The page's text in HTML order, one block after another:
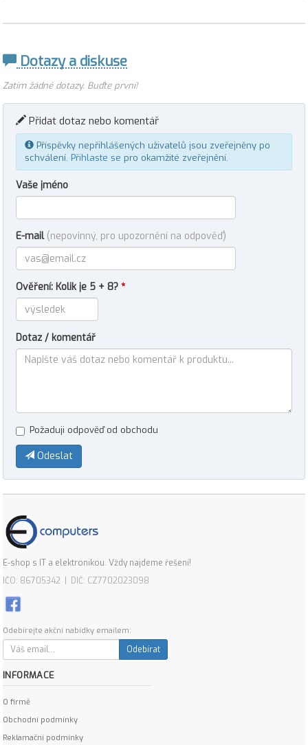
Dotazy a diskuse
Zatím žádné dotazy. Buďte první!
Přidat dotaz nebo komentář
Příspěvky nepřihlášených uživatelů jsou zveřejněny po
schválení. Přihlaste se pro okamžité zveřejnění.
Vaše jméno
E-mail (nepovinný, pro upozornění na odpověď)
Ověření: Kolik je 5 + 8? *
Dotaz / komentář
Požaduji odpověď od obchodu
Odeslat
E-shop s IT a elektronikou. Vždy najdeme řešení!
IČO: 86705342 | DIČ: CZ7702023098
Odebírejte akční nabídky emailem:
Odebírat
INFORMACE
O firmě
Obchodní podmínky
Reklamační podmínky